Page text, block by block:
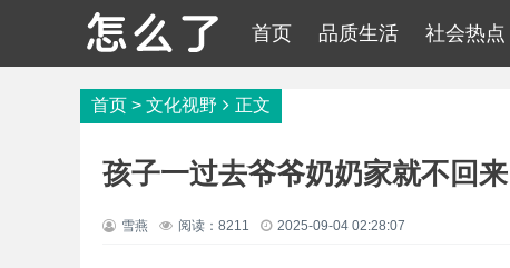
首页 品质生活 社会热点
首页 > 文化视野 正文
孩子一过去爷爷奶奶家就不回来
雪燕 阅读：8211 2025-09-04 02:28:07